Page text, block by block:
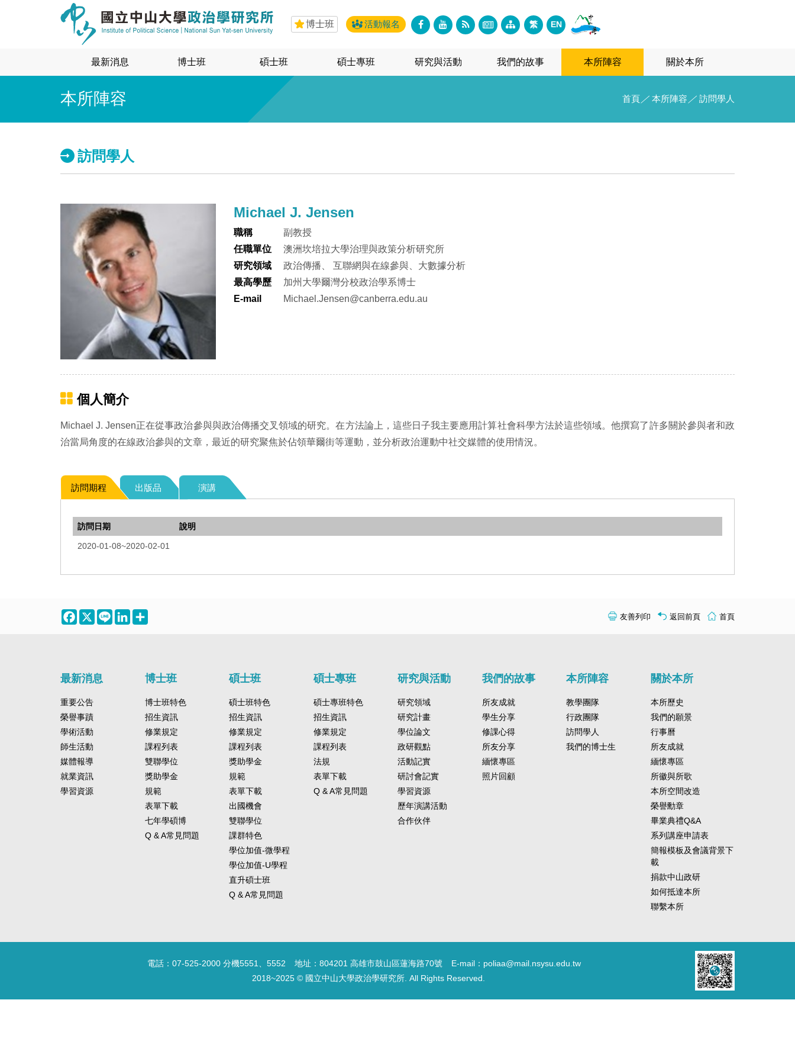
博士班 活動報名 繁 EN
最新消息 博士班 碩士班 碩士專班 研究與活動 我們的故事 本所陣容 關於本所
本所陣容 首頁 ／ 本所陣容 ／ 訪問學人
訪問學人
Michael J. Jensen
職稱
副教授
任職單位
澳洲坎培拉大學治理與政策分析研究所
研究領域
政治傳播、 互聯網與在線參與、大數據分析
最高學歷
加州大學爾灣分校政治學系博士
E-mail
Michael.Jensen@canberra.edu.au
個人簡介
Michael J. Jensen正在從事政治參與與政治傳播交叉領域的研究。在方法論上，這些日子我主要應用計算社會科學方法於這些領域。他撰寫了許多關於參與者和政
治當局角度的在線政治參與的文章，最近的研究聚焦於佔領華爾街等運動，並分析政治運動中社交媒體的使用情況。
訪問期程 出版品 演講
訪問日期 說明
2020-01-08~2020-02-01
Facebook
X Line LinkedIn 友善列印 返回前頁 首頁
最新消息
重要公告
榮譽事蹟
學術活動
師生活動
媒體報導
就業資訊
學習資源
博士班
博士班特色
招生資訊
修業規定
課程列表
雙聯學位
獎助學金
規範
表單下載
七年學碩博
Q & A常見問題
碩士班
碩士班特色
招生資訊
修業規定
課程列表
獎助學金
規範
表單下載
出國機會
雙聯學位
課群特色
學位加值-微學程
學位加值-U學程
直升碩士班
Q & A常見問題
碩士專班
碩士專班特色
招生資訊
修業規定
課程列表
法規
表單下載
Q & A常見問題
研究與活動
研究領域
研究計畫
學位論文
政研觀點
活動記實
研討會記實
學習資源
歷年演講活動
合作伙伴
我們的故事
所友成就
學生分享
修課心得
所友分享
緬懷專區
照片回顧
本所陣容
教學團隊
行政團隊
訪問學人
我們的博士生
關於本所
本所歷史
我們的願景
行事曆
所友成就
緬懷專區
所徽與所歌
本所空間改造
榮譽勳章
畢業典禮Q&A
系列講座申請表
簡報模板及會議背景下
載
捐款中山政研
如何抵達本所
聯繫本所
電話：07-525-2000 分機5551、5552 地址：804201 高雄市鼓山區蓮海路70號
E-mail：poliaa@mail.nsysu.edu.tw
2018~2025 © 國立中山大學政治學研究所. All Rights Reserved.